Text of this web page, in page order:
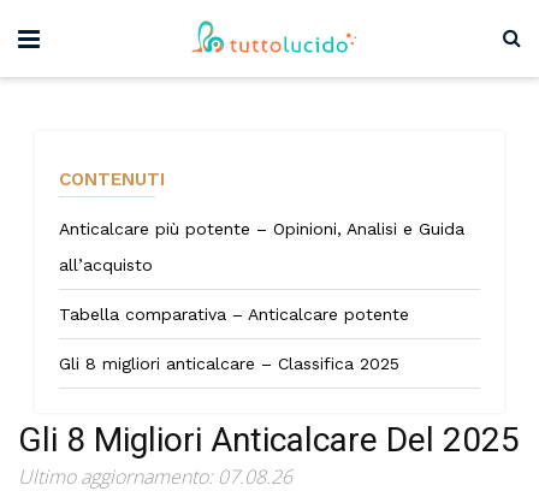
CONTENUTI
Anticalcare più potente – Opinioni, Analisi e Guida
all’acquisto
Tabella comparativa – Anticalcare potente
Gli 8 migliori anticalcare – Classifica 2025
Gli 8 Migliori Anticalcare Del 2025
Ultimo aggiornamento: 07.08.26